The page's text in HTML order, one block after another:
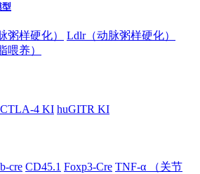
粥样硬化）
Ldlr（动脉粥样硬化）
喂养）
4 KI huGITR KI
cre CD45.1 Foxp3-Cre TNF-α （关节